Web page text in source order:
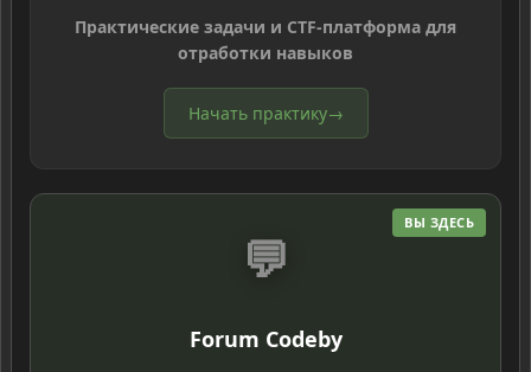
Практические задачи и CTF-платформа для
отработки навыков
Начать практику→
ВЫ ЗДЕСЬ
💬
Forum Codeby